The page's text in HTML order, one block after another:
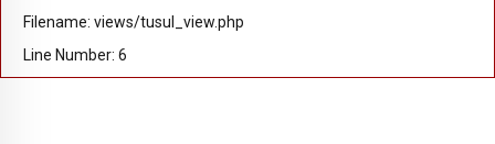
Filename: views/tusul_view.php
Line Number: 6